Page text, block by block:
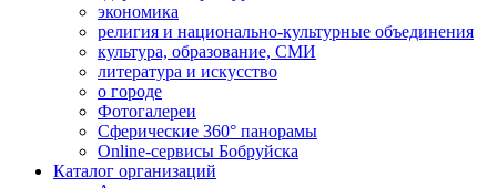
экономика
религия и национально-культурные объединения
культура, образование, СМИ
литература и искусство
о городе
Фотогалереи
Сферические 360° панорамы
Online-сервисы Бобруйска
Каталог организаций